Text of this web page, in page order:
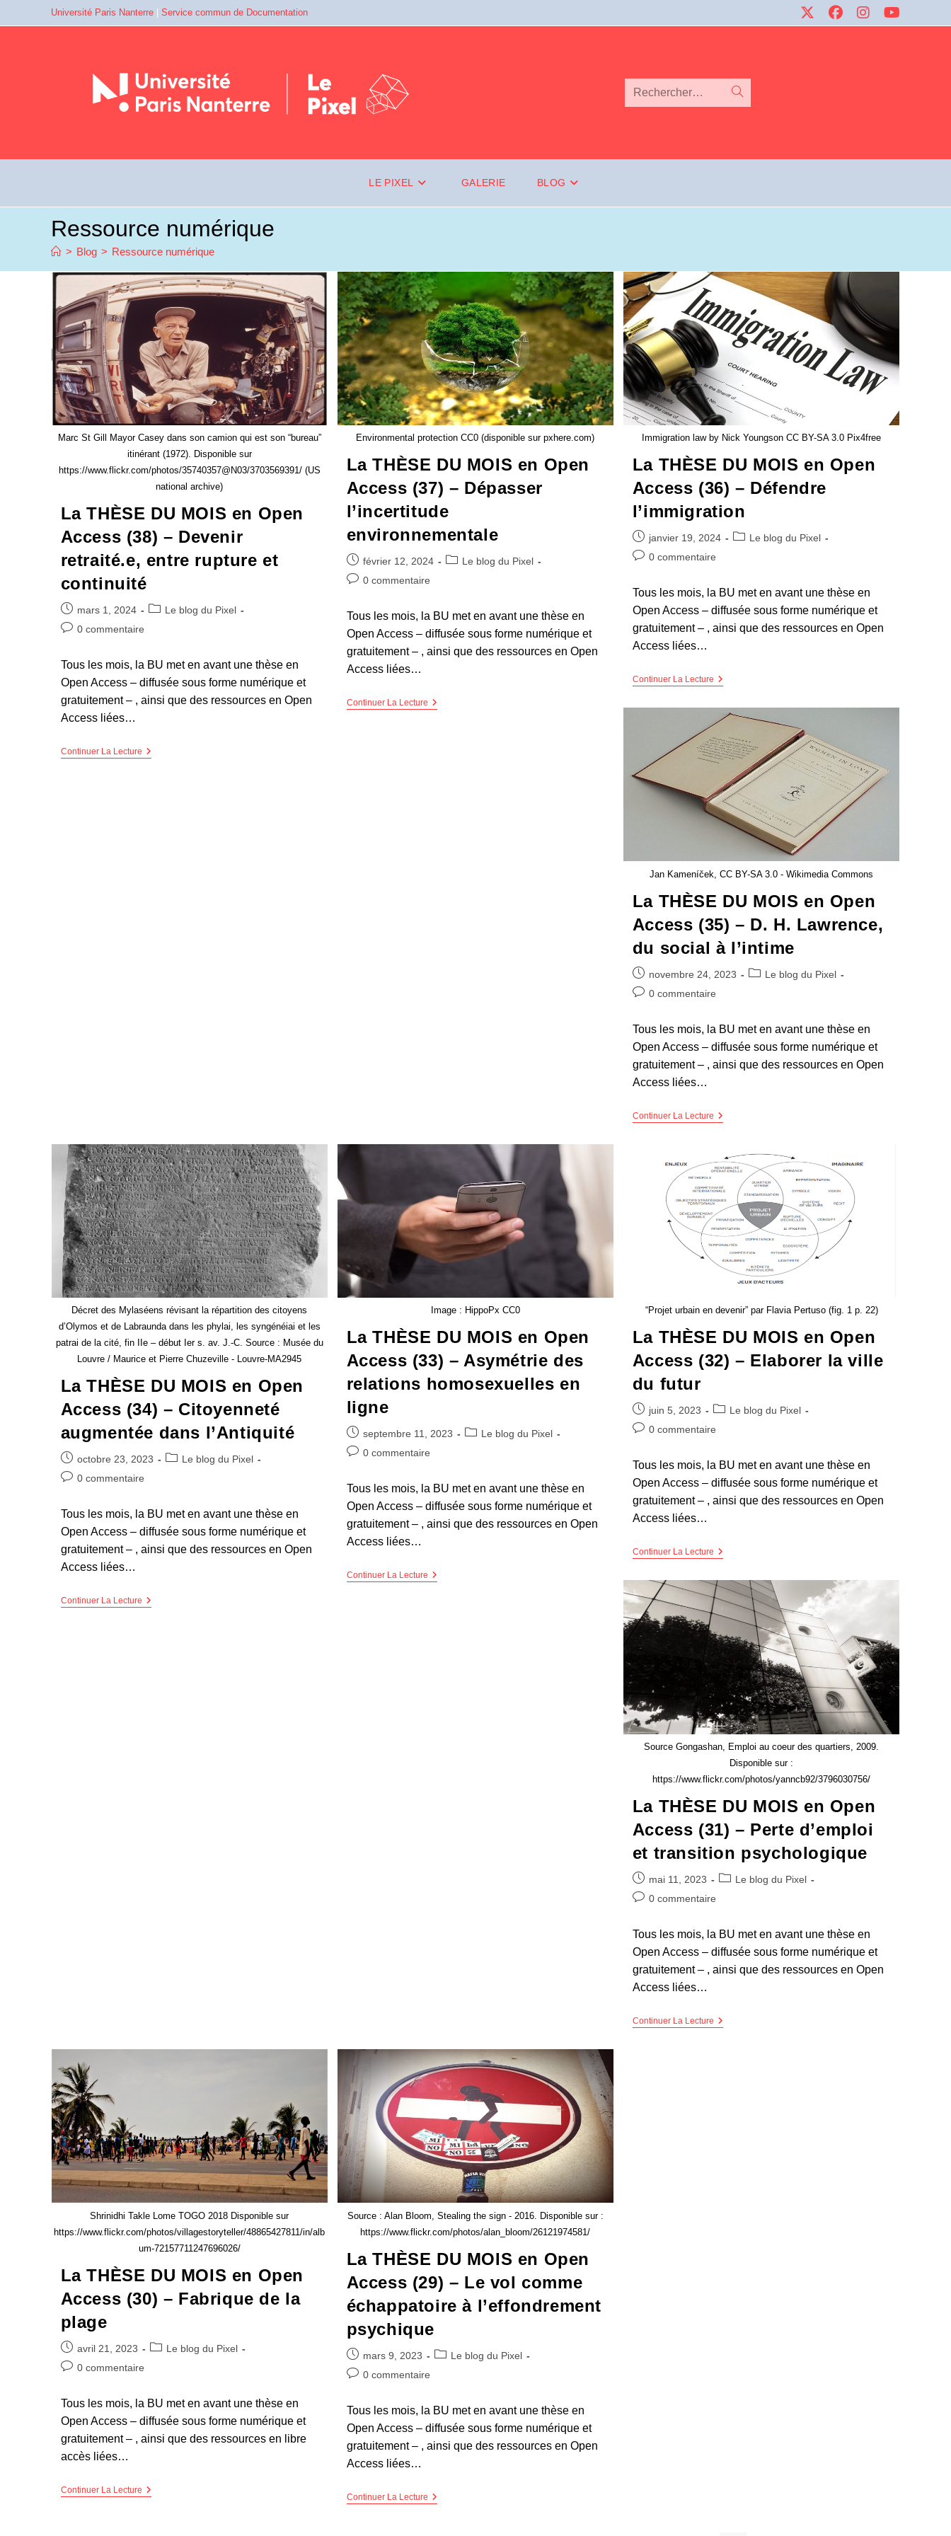
Université Paris Nanterre Service commun de Documentation
Rechercher…
LE PIXEL GALERIE BLOG
Ressource numérique
> Blog > Ressource numérique
Marc St Gill Mayor Casey dans son camion qui est son “bureau”
itinérant (1972). Disponible sur
https://www.flickr.com/photos/35740357@N03/3703569391/ (US
national archive)
La THÈSE DU MOIS en Open
Access (38) – Devenir
retraité.e, entre rupture et
continuité
mars 1, 2024
Le blog du Pixel
0 commentaire
Tous les mois, la BU met en avant une thèse en
Open Access – diffusée sous forme numérique et
gratuitement – , ainsi que des ressources en Open
Access liées…
Continuer La Lecture
Environmental protection CC0 (disponible sur pxhere.com)
La THÈSE DU MOIS en Open
Access (37) – Dépasser
l’incertitude
environnementale
février 12, 2024
Le blog du Pixel
0 commentaire
Tous les mois, la BU met en avant une thèse en
Open Access – diffusée sous forme numérique et
gratuitement – , ainsi que des ressources en Open
Access liées…
Continuer La Lecture
Immigration law by Nick Youngson CC BY-SA 3.0 Pix4free
La THÈSE DU MOIS en Open
Access (36) – Défendre
l’immigration
janvier 19, 2024
Le blog du Pixel
0 commentaire
Tous les mois, la BU met en avant une thèse en
Open Access – diffusée sous forme numérique et
gratuitement – , ainsi que des ressources en Open
Access liées…
Continuer La Lecture
Jan Kameníček, CC BY-SA 3.0 - Wikimedia Commons
La THÈSE DU MOIS en Open
Access (35) – D. H. Lawrence,
du social à l’intime
novembre 24, 2023
Le blog du Pixel
0 commentaire
Tous les mois, la BU met en avant une thèse en
Open Access – diffusée sous forme numérique et
gratuitement – , ainsi que des ressources en Open
Access liées…
Continuer La Lecture
Décret des Mylaséens révisant la répartition des citoyens
d’Olymos et de Labraunda dans les phylai, les syngénéiai et les
patrai de la cité, fin IIe – début Ier s. av. J.-C. Source : Musée du
Louvre / Maurice et Pierre Chuzeville - Louvre-MA2945
La THÈSE DU MOIS en Open
Access (34) – Citoyenneté
augmentée dans l’Antiquité
octobre 23, 2023
Le blog du Pixel
0 commentaire
Tous les mois, la BU met en avant une thèse en
Open Access – diffusée sous forme numérique et
gratuitement – , ainsi que des ressources en Open
Access liées…
Continuer La Lecture
Image : HippoPx CC0
La THÈSE DU MOIS en Open
Access (33) – Asymétrie des
relations homosexuelles en
ligne
septembre 11, 2023
Le blog du Pixel
0 commentaire
Tous les mois, la BU met en avant une thèse en
Open Access – diffusée sous forme numérique et
gratuitement – , ainsi que des ressources en Open
Access liées…
Continuer La Lecture
“Projet urbain en devenir” par Flavia Pertuso (fig. 1 p. 22)
La THÈSE DU MOIS en Open
Access (32) – Elaborer la ville
du futur
juin 5, 2023
Le blog du Pixel
0 commentaire
Tous les mois, la BU met en avant une thèse en
Open Access – diffusée sous forme numérique et
gratuitement – , ainsi que des ressources en Open
Access liées…
Continuer La Lecture
Source Gongashan, Emploi au coeur des quartiers, 2009.
Disponible sur :
https://www.flickr.com/photos/yanncb92/3796030756/
La THÈSE DU MOIS en Open
Access (31) – Perte d’emploi
et transition psychologique
mai 11, 2023
Le blog du Pixel
0 commentaire
Tous les mois, la BU met en avant une thèse en
Open Access – diffusée sous forme numérique et
gratuitement – , ainsi que des ressources en Open
Access liées…
Continuer La Lecture
Shrinidhi Takle Lome TOGO 2018 Disponible sur
https://www.flickr.com/photos/villagestoryteller/48865427811/in/alb
um-72157711247696026/
La THÈSE DU MOIS en Open
Access (30) – Fabrique de la
plage
avril 21, 2023
Le blog du Pixel
0 commentaire
Tous les mois, la BU met en avant une thèse en
Open Access – diffusée sous forme numérique et
gratuitement – , ainsi que des ressources en libre
accès liées…
Continuer La Lecture
Source : Alan Bloom, Stealing the sign - 2016. Disponible sur :
https://www.flickr.com/photos/alan_bloom/26121974581/
La THÈSE DU MOIS en Open
Access (29) – Le vol comme
échappatoire à l’effondrement
psychique
mars 9, 2023
Le blog du Pixel
0 commentaire
Tous les mois, la BU met en avant une thèse en
Open Access – diffusée sous forme numérique et
gratuitement – , ainsi que des ressources en Open
Access liées…
Continuer La Lecture